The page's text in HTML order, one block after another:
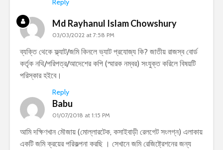
Reply
Md Rayhanul Islam Chowshury
03/03/2022 at 7:58 PM
ব্যক্তি থেকে ফ্ল্যাট/জমি কিনলে ভ্যাট প্রযোজ্য কি? জাতীয় রাজস্ব বোর্ড
কর্তৃক নথি/পরিপত্র/আদেশের কপি (স্মারক নম্বর) সংযুক্ত করিলে বিষয়টি
পরিস্কার হইবে।
Reply
Babu
01/07/2018 at 1:15 PM
আমি দক্ষিণখান মৌজায় (মোল্লারটেক, কসাইবাড়ী রেলগেট সংলগ্ন) এলাকায়
একটি জমি ক্রয়ের পরিকল্পনা করছি । সেখানে জমি রেজিষ্ট্রেশনের জন্য